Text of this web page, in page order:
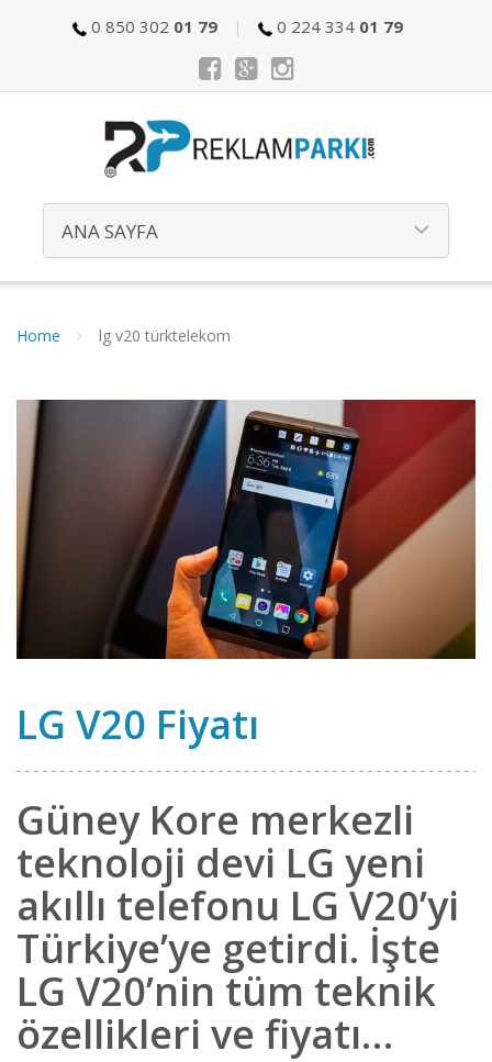
0 850 302 01 79 0 224 334 01 79
Home lg v20 türktelekom
LG V20 Fiyatı
Güney Kore merkezli
teknoloji devi LG yeni
akıllı telefonu LG V20’yi
Türkiye’ye getirdi. İşte
LG V20’nin tüm teknik
özellikleri ve fiyatı…